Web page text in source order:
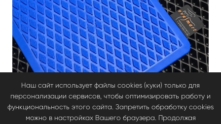
Наш сайт использует файлы cookies (куки) только для
персонализации сервисов, чтобы оптимизировать работу и
функциональность этого сайта. Запретить обработку cookies
можно в настройках Вашего браузера. Продолжая